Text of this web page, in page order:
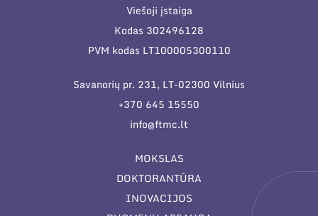
Viešoji įstaiga
Kodas 302496128
PVM kodas LT100005300110
Savanorių pr. 231, LT-02300 Vilnius
+370 645 15550
info@ftmc.lt
MOKSLAS
DOKTORANTŪRA
INOVACIJOS